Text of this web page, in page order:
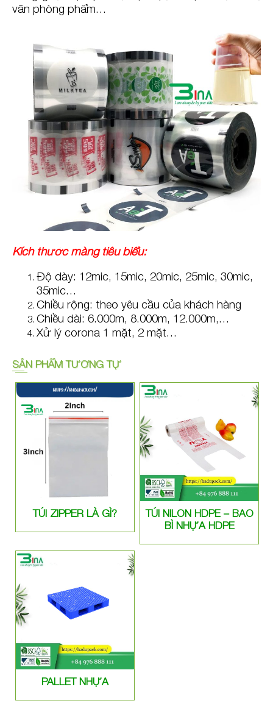
văn phòng phẩm…
Kích thước màng tiêu biểu:
Độ dày: 12mic, 15mic, 20mic, 25mic, 30mic,
35mic…
Chiều rộng: theo yêu cầu của khách hàng
Chiều dài: 6.000m, 8.000m, 12.000m,…
Xử lý corona 1 mặt, 2 mặt…
SẢN PHẨM TƯƠNG TỰ
TÚI ZIPPER LÀ GÌ?
TÚI NILON HDPE – BAO
BÌ NHỰA HDPE
PALLET NHỰA